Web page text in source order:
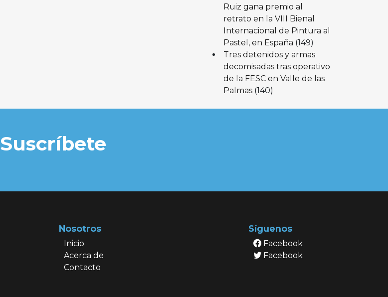
Ruiz gana premio al
retrato en la VIII Bienal
Internacional de Pintura al
Pastel, en España (149)
Tres detenidos y armas
decomisadas tras operativo
de la FESC en Valle de las
Palmas (140)
Suscríbete
Nosotros
Inicio
Acerca de
Contacto
Síguenos
Facebook
Facebook